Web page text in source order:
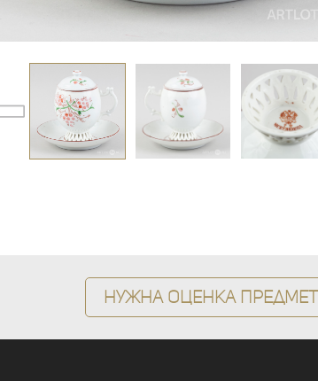
Нужна оценка